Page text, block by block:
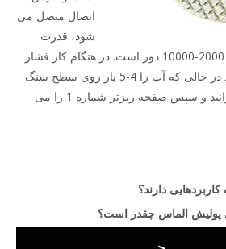
اتصال متصل می
شود، قدرت
750-1500 وات و سرعت 2000-10000 دور است. در هنگام کار فشار
معینی به دستگاه وارد کنید در حالی که آب را 4-5 بار روی سطح سنگ
مورد سمباده زدن می گذرانید و سپس صفحه ریزتر شماره 1 را می
دارند؟
پولیش الماس چقدر است؟